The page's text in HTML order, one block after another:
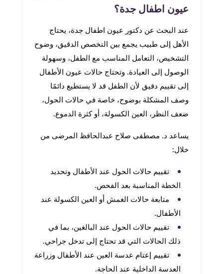
عيون اطفال جدة؟
عند البحث عن دكتور عيون اطفال جدة، يحتاج
الأهل إلى طبيب يجمع بين التخصص الدقيق، وضوح
التشخيص، التعامل المناسب مع الطفل، وسهولة
الوصول إلى العيادة. وتحتاج حالات عيون الأطفال
إلى تقييم دقيق لأن الطفل قد لا يستطيع دائمًا
وصف المشكلة بوضوح، خاصة في حالات الحول،
ضعف النظر، العين الكسولة، أو كثرة الدموع.
يساعد د. مصطفى صلاح عبدالحافظ المرضى من
خلال:
تقييم حالات الحول عند الأطفال وتحديد
الخطة المناسبة بعد الفحص.
متابعة حالات الغمش أو العين الكسولة عند
الأطفال.
تقييم حالات الحول عند البالغين، بما في
ذلك الحالات التي قد تحتاج إلى تدخل جراحي.
تقييم إعتام عدسة العين عند الأطفال وزراعة
العدسة الداخلية عند الحاجة.